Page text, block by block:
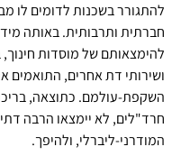
להתגורר בשכנות לדומים לו
חברתית ותרבותית. באותה
להימצאותם של מוסדות
ושירותי דת אחרים, התואמים
השקפת-עולמם. כתוצאה,
חרד"לים, לא יימצאו הרבה
המודרני-ליברלי, ולהיפך.